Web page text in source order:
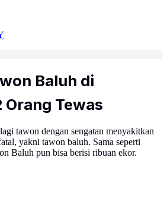
Baluh di
Orang Tewas
tawon dengan sengatan menyakitkan
yakni tawon baluh. Sama seperti
Baluh pun bisa berisi ribuan ekor.